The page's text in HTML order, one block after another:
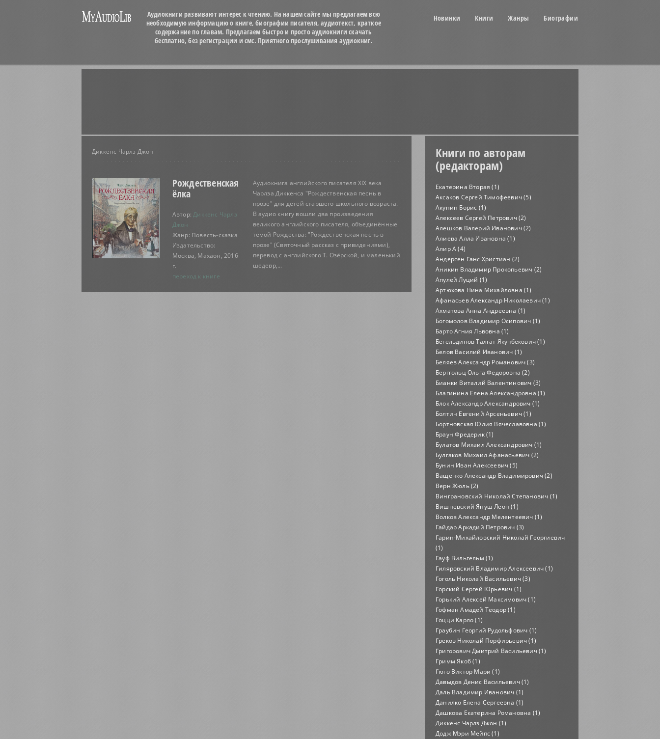
Аудиокниги развивают интерес к чтению. На нашем сайте мы предлагаем всю
необходимую информацию о книге, биографии писателя, аудиотекст, краткое
содержание по главам. Предлагаем быстро и просто аудиокниги скачать
бесплатно, без регистрации и смс. Приятного прослушивания аудиокниг.
Новинки Книги Жанры Биографии
Диккенс Чарлз Джон
Рождественская
ёлка
Автор:Диккенс Чарлз
Джон
Жанр: Повесть-сказка
Издательство:
Москва, Махаон, 2016
г.
переход к книге
Аудиокнига английского писателя XIX века
Чарлза Диккенса "Рождественская песнь в
прозе" для детей старшего школьного возраста.
В аудио книгу вошли два произведения
великого английского писателя, объединённые
темой Рождества: "Рождественская песнь в
прозе" (Святочный рассказ с привидениями),
перевод с английского Т. Озёрской, и маленький
шедевр,...
Книги по авторам
(редакторам)
Екатерина Вторая (1)
Аксаков Сергей Тимофеевич (5)
Акунин Борис (1)
Алексеев Сергей Петрович (2)
Алешков Валерий Иванович (2)
Алиева Алла Ивановна (1)
Алир А (4)
Андерсен Ганс Христиан (2)
Аникин Владимир Прокопьевич (2)
Апулей Луций (1)
Артюхова Нина Михайловна (1)
Афанасьев Александр Николаевич (1)
Ахматова Анна Андреевна (1)
Богомолов Владимир Осипович (1)
Барто Агния Львовна (1)
Бегельдинов Талгат Якупбекович (1)
Белов Василий Иванович (1)
Беляев Александр Романович (3)
Берггольц Ольга Фёдоровна (2)
Бианки Виталий Валентинович (3)
Благинина Елена Александровна (1)
Блок Александр Александрович (1)
Болтин Евгений Арсеньевич (1)
Бортновская Юлия Вячеславовна (1)
Браун Фредерик (1)
Булатов Михаил Александрович (1)
Булгаков Михаил Афанасьевич (2)
Бунин Иван Алексеевич (5)
Ващенко Александр Владимирович (2)
Верн Жюль (2)
Винграновский Николай Степанович (1)
Вишневский Януш Леон (1)
Волков Александр Мелентеевич (1)
Гайдар Аркадий Петрович (3)
Гарин-Михайловский Николай Георгиевич
(1)
Гауф Вильгельм (1)
Гиляровский Владимир Алексеевич (1)
Гоголь Николай Васильевич (3)
Горский Сергей Юрьевич (1)
Горький Алексей Максимович (1)
Гофман Амадей Теодор (1)
Гоцци Карло (1)
Граубин Георгий Рудольфович (1)
Греков Николай Порфирьевич (1)
Григорович Дмитрий Васильевич (1)
Гримм Якоб (1)
Гюго Виктор Мари (1)
Давыдов Денис Васильевич (1)
Даль Владимир Иванович (1)
Данилко Елена Сергеевна (1)
Дашкова Екатерина Романовна (1)
Диккенс Чарлз Джон (1)
Додж Мэри Мейпс (1)